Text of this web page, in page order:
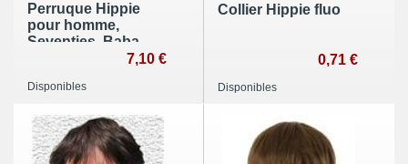
Perruque Hippie
pour homme,
Seventies, Baba
7,10 €
Disponibles
Collier Hippie fluo
0,71 €
Disponibles